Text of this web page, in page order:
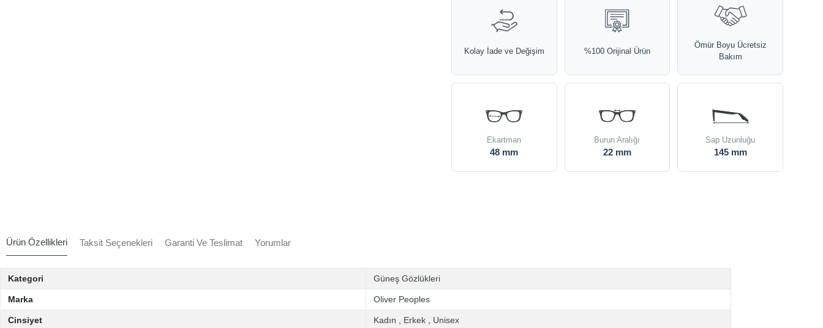
Kolay İade ve Değişim %100 Orijinal Ürün
Ömür Boyu Ücretsiz
Bakım
Ekartman
48 mm
Burun Aralığı
22 mm
Sap Uzunluğu
145 mm
Ürün Özellikleri Taksit Seçenekleri Garanti Ve Teslimat Yorumlar
Kategori Güneş Gözlükleri
Marka Oliver Peoples
Cinsiyet Kadın Erkek Unisex